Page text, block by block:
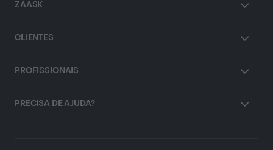
ZAASK
CLIENTES
PROFISSIONAIS
PRECISA DE AJUDA?